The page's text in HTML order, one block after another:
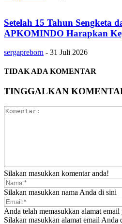
Setelah 15 Tahun Sengketa
APKOMINDO Harapkan
sergapreborn - 31 Juli 2026
TIDAK ADA KOMENTAR
TINGGALKAN
Silakan masukkan komentar anda!
Silakan masukkan nama Anda di sini
Anda telah memasukkan alamat email
Silakan masukkan alamat email Anda